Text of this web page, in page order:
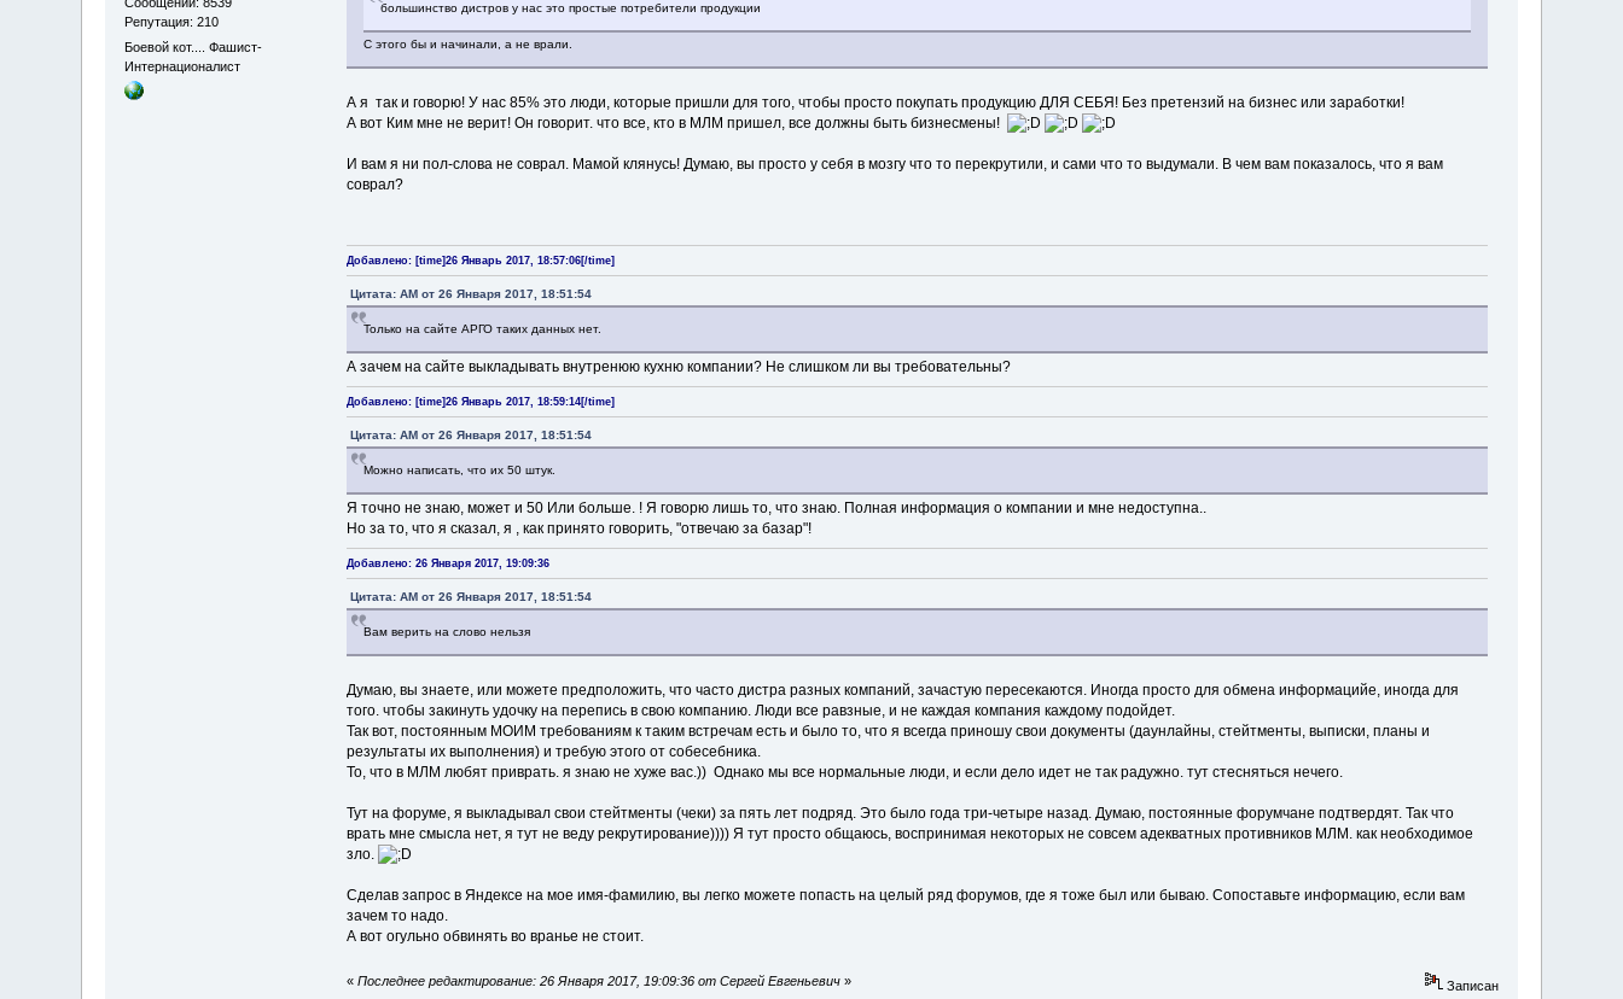
Репутация: 210
Боевой кот.... Фашист-
Интернационалист
большинство дистров у нас это простые потребители продукции
С этого бы и начинали, а не врали.
А я так и говорю! У нас 85% это люди, которые пришли для того, чтобы просто покупать продукцию ДЛЯ СЕБЯ! Без претензий на бизнес или заработки!
А вот Ким мне не верит! Он говорит. что все, кто в МЛМ пришел, все должны быть бизнесмены!
И вам я ни пол-слова не соврал. Мамой клянусь! Думаю, вы просто у себя в мозгу что то перекрутили, и сами что то выдумали. В чем вам показалось, что я вам
соврал?
Добавлено: [time]26 Январь 2017, 18:57:06[/time]
Цитата: AM от 26 Января 2017, 18:51:54
Только на сайте АРГО таких данных нет.
А зачем на сайте выкладывать внутренюю кухню компании? Не слишком ли вы требовательны?
Добавлено: [time]26 Январь 2017, 18:59:14[/time]
Цитата: AM от 26 Января 2017, 18:51:54
Можно написать, что их 50 штук.
Я точно не знаю, может и 50 Или больше. ! Я говорю лишь то, что знаю. Полная информация о компании и мне недоступна..
Но за то, что я сказал, я , как принято говорить, "отвечаю за базар"!
Добавлено: 26 Января 2017, 19:09:36
Цитата: AM от 26 Января 2017, 18:51:54
Вам верить на слово нельзя
Думаю, вы знаете, или можете предположить, что часто дистра разных компаний, зачастую пересекаются. Иногда просто для обмена информацийе, иногда для
того. чтобы закинуть удочку на перепись в свою компанию. Люди все равзные, и не каждая компания каждому подойдет.
Так вот, постоянным МОИМ требованиям к таким встречам есть и было то, что я всегда приношу свои документы (даунлайны, стейтменты, выписки, планы и
результаты их выполнения) и требую этого от собесебника.
То, что в МЛМ любят приврать. я знаю не хуже вас.)) Однако мы все нормальные люди, и если дело идет не так радужно. тут стесняться нечего.
Тут на форуме, я выкладывал свои стейтменты (чеки) за пять лет подряд. Это было года три-четыре назад. Думаю, постоянные форумчане подтвердят. Так что
врать мне смысла нет, я тут не веду рекрутирование)))) Я тут просто общаюсь, воспринимая некоторых не совсем адекватных противников МЛМ. как необходимое
зло.
Сделав запрос в Яндексе на мое имя-фамилию, вы легко можете попасть на целый ряд форумов, где я тоже был или бываю. Сопоставьте информацию, если вам
зачем то надо.
А вот огульно обвинять во вранье не стоит.
« Последнее редактирование: 26 Января 2017, 19:09:36 от Сергей Евгеньевич» Записан